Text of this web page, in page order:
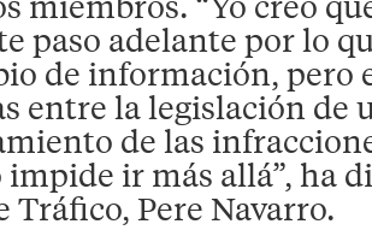
paso adelante por lo
de información, pero
entre la legislación de
de las
ir más allá”, ha
Tráfico, Pere Navarro.